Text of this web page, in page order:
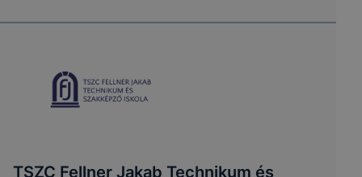
TSZC Fellner Jakab Technikum és